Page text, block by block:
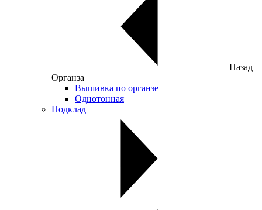
Назад
Органза
Вышивка по органзе
Однотонная
Подклад